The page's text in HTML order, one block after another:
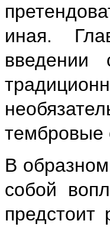
иная.
введении
тембровые
В
собой
предстоит